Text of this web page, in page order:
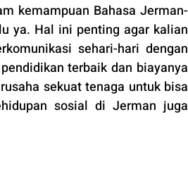
kemampuan Bahasa Jerman-
ya. Hal ini penting agar kalian
sehari-hari dengan
terbaik dan biayanya
sekuat tenaga untuk bisa
sosial di Jerman juga